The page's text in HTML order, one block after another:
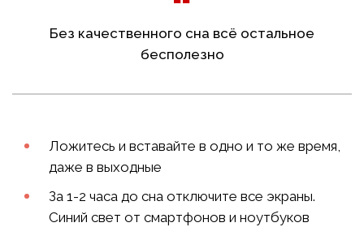
Без качественного сна всё остальное
бесполезно
Ложитесь и вставайте в одно и то же время,
даже в выходные
За 1-2 часа до сна отключите все экраны.
Синий свет от смартфонов и ноутбуков